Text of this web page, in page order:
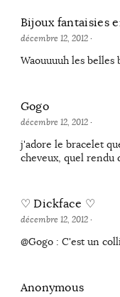
Bijoux fantaisies
décembre 12, 2012·
Waouuuuh les belles
Gogo
décembre 12, 2012·
j'adore le bracelet
cheveux, quel rendu
♡ Dickface ♡
décembre 12, 2012·
@Gogo : C'est un
Anonymous